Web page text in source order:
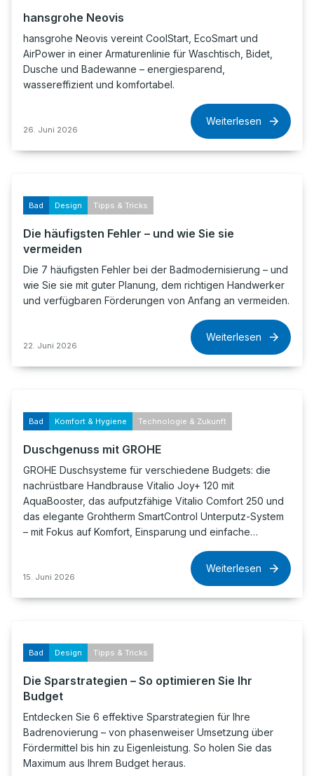
hansgrohe Neovis
hansgrohe Neovis vereint CoolStart, EcoSmart und
AirPower in einer Armaturenlinie für Waschtisch, Bidet,
Dusche und Badewanne – energiesparend,
wassereffizient und komfortabel.
26. Juni 2026
Weiterlesen
Bad Design Tipps & Tricks
Die häufigsten Fehler – und wie Sie sie
vermeiden
Die 7 häufigsten Fehler bei der Badmodernisierung – und
wie Sie sie mit guter Planung, dem richtigen Handwerker
und verfügbaren Förderungen von Anfang an vermeiden.
22. Juni 2026
Weiterlesen
Bad Komfort & Hygiene Technologie & Zukunft
Duschgenuss mit GROHE
GROHE Duschsysteme für verschiedene Budgets: die
nachrüstbare Handbrause Vitalio Joy+ 120 mit
AquaBooster, das aufputzfähige Vitalio Comfort 250 und
das elegante Grohtherm SmartControl Unterputz-System
– mit Fokus auf Komfort, Einsparung und einfache…
15. Juni 2026
Weiterlesen
Bad Design Tipps & Tricks
Die Sparstrategien – So optimieren Sie Ihr
Budget
Entdecken Sie 6 effektive Sparstrategien für Ihre
Badrenovierung – von phasenweiser Umsetzung über
Fördermittel bis hin zu Eigenleistung. So holen Sie das
Maximum aus Ihrem Budget heraus.